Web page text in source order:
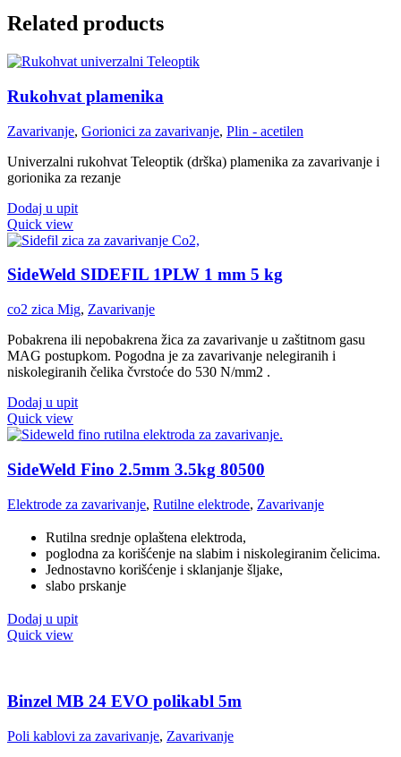
Related products
Rukohvat plamenika
Zavarivanje, Gorionici za zavarivanje, Plin - acetilen
Univerzalni rukohvat Teleoptik (drška) plamenika za zavarivanje i
gorionika za rezanje
Dodaj u upit
Quick view
SideWeld SIDEFIL 1PLW 1 mm 5 kg
co2 zica Mig, Zavarivanje
Pobakrena ili nepobakrena žica za zavarivanje u zaštitnom gasu
MAG postupkom. Pogodna je za zavarivanje nelegiranih i
niskolegiranih čelika čvrstoće do 530 N/mm2 .
Dodaj u upit
Quick view
SideWeld Fino 2.5mm 3.5kg 80500
Elektrode za zavarivanje, Rutilne elektrode, Zavarivanje
Rutilna srednje oplaštena elektroda,
poglodna za korišćenje na slabim i niskolegiranim čelicima.
Jednostavno korišćenje i sklanjanje šljake,
slabo prskanje
Dodaj u upit
Quick view
Binzel MB 24 EVO polikabl 5m
Poli kablovi za zavarivanje, Zavarivanje